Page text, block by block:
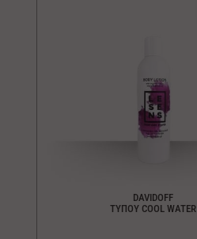
DAVIDOFF
ΤΥΠΟΥ COOL WATER